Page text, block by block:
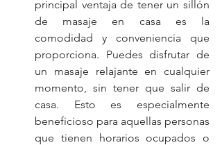
principal ventaja de tener un sillón
de masaje en casa es la
comodidad y conveniencia que
proporciona. Puedes disfrutar de
un masaje relajante en cualquier
momento, sin tener que salir de
casa. Esto es especialmente
beneficioso para aquellas personas
que tienen horarios ocupados o